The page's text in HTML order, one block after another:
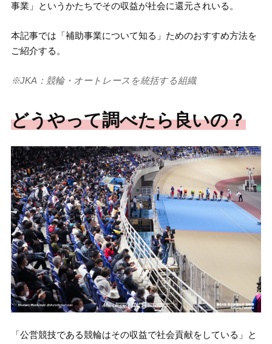
事業」というかたちでその収益が社会に還元されいる。
本記事では「補助事業について知る」ためのおすすめ方法を
ご紹介する。
※JKA：競輪・オートレースを統括する組織
どうやって調べたら良いの？
「公営競技である競輪はその収益で社会貢献をしている」と